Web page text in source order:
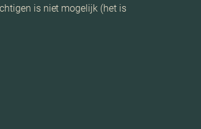
is niet mogelijk (het is